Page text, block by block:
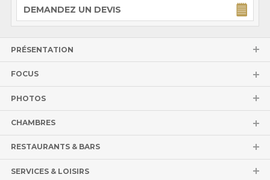
DEMANDEZ UN DEVIS
PRÉSENTATION
FOCUS
PHOTOS
CHAMBRES
RESTAURANTS & BARS
SERVICES & LOISIRS